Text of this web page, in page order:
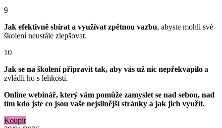
9
Jak efektivně sbírat a využívat zpětnou vazbu, abyste mohli své
školení neustále zlepšovat.
10
Jak se na školení připravit tak, aby vás už nic nepřekvapilo a
zvládli ho s lehkostí.
Online webinář, který vám pomůže zamyslet se nad sebou, nad
tím kdo jste co jsou vaše nejsilnější stránky a jak jich využít.
Koupit